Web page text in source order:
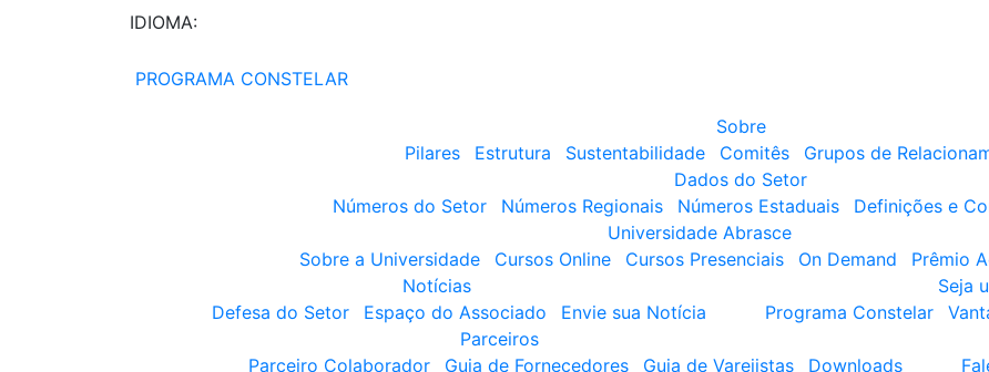
IDIOMA:
PROGRAMA CONSTELAR
Sobre
Pilares
Estrutura Sustentabilidade Comitês Grupos de
Dados do Setor
Números do Setor
Números Regionais Números Estaduais Definições e
Universidade Abrasce
Sobre a Universidade
Cursos Online Cursos Presenciais On Demand Prêmio
Notícias
Defesa do Setor
Espaço do Associado Envie sua Notícia
Seja
Programa Constelar
Parceiros
Parceiro Colaborador
Guia de Fornecedores Guia de Varejistas Downloads